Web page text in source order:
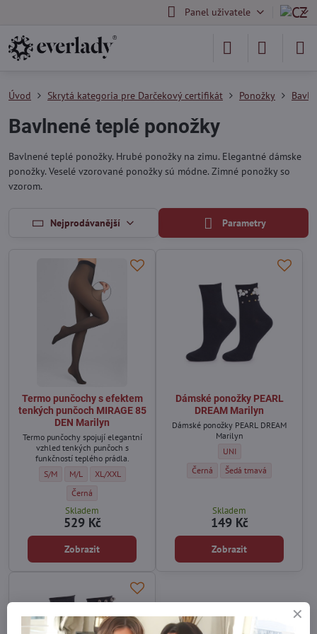
Panel uživatele
Úvod Skrytá kategoria pre Darčekový certifikát Ponožky
Bavlnené teplé ponožky
Bavlnené teplé ponožky. Hrubé ponožky na zimu. Elegantné dámske
ponožky. Veselé vzorované ponožky sú módne. Zimné ponožky so
vzorom.
Nejprodávanější Parametry
Termo punčochy s efektem
tenkých punčoch MIRAGE 85
DEN Marilyn
Termo punčochy spojují elegantní
vzhled tenkých punčoch s
funkčností teplého prádla.
Termo punčochy s efektem tenkých punčoch MIRAGE 85 DEN Marilyn -
S/M Termo punčochy s efektem tenkých punčoch MIRAGE 85 DEN
M/L Termo punčochy s efektem tenkých punčoch MIRAGE 85 DEN
XL/XXL
Termo punčochy s efektem tenkých punčoch MIRAGE 85 DEN
Černá
Skladem
529 Kč
Zobrazit
Dámské ponožky PEARL
DREAM Marilyn
Dámské ponožky PEARL DREAM
Marilyn
Dámské ponožky PEARL
UNI
Dámské ponožky PEARL DREAM
Černá Dámské ponožky PEARL
Šedá tmavá
Skladem
149 Kč
Zobrazit